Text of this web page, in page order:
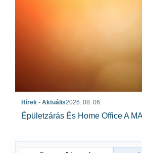
Hírek - Aktuális2026. 08. 06.
Épületzárás És Home Office A